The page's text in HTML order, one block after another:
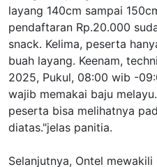
layang 140cm sampai
pendaftaran Rp.20.000
snack. Kelima, peserta
buah layang. Keenam,
2025, Pukul, 08:00 wib -
wajib memakai baju
peserta bisa melihatnya
diatas."jelas panitia.
Selanjutnya, Ontel